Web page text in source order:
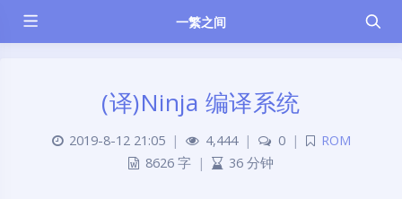
一繁之间
(译)Ninja 编译系统
2019-8-12 21:05 | 4,444 | 0 |
ROM
8626 字 | 36 分钟